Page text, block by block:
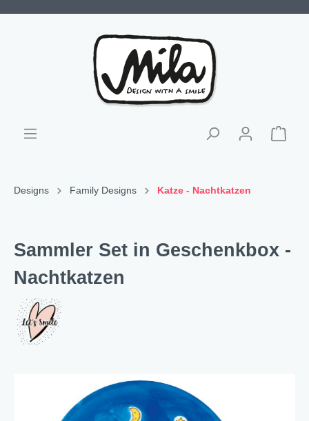
Designs Family Designs Katze - Nachtkatzen
Sammler Set in Geschenkbox -
Nachtkatzen